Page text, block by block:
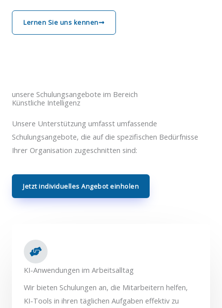
Lernen Sie uns kennen
unsere Schulungsangebote im Bereich
Künstliche Intelligenz
Unsere Unterstützung umfasst umfassende
Schulungsangebote, die auf die spezifischen Bedürfnisse
Ihrer Organisation zugeschnitten sind:
Jetzt individuelles Angebot einholen
KI-Anwendungen im Arbeitsalltag
Wir bieten Schulungen an, die Mitarbeitern helfen,
KI-Tools in ihren täglichen Aufgaben effektiv zu